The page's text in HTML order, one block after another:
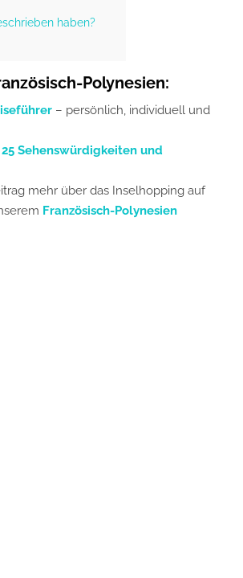
haben?
Polynesien:
– persönlich, individuell und
Sehenswürdigkeiten und
mehr über das Inselhopping auf
Französisch-Polynesien